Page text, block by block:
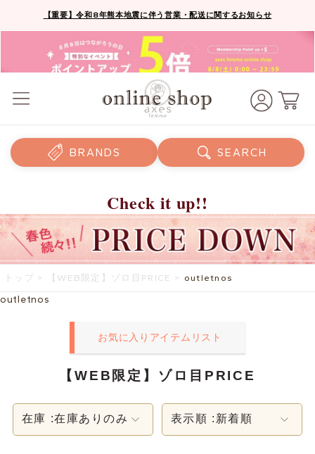
【重要】令和8年熊本地震に伴う営業・配送に関するお知らせ
BRANDS SEARCH
Check it up!!
トップ > 【WEB限定】ゾロ目PRICE > outletnos
outletnos
お気に入りアイテムリスト
【WEB限定】ゾロ目PRICE
在庫 :在庫ありのみ 表示順 : 新着順